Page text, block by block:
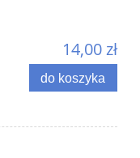
14,00 zł
do koszyka